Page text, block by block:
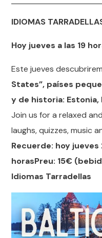
IDIOMAS
Hoy jueves a las 19
Este jueves
States”, países
y de historia:
Join us for a relaxed
laughs, quizzes, music
Recuerde: hoy jueves
horasPreu: 15€
Idiomas Tarradellas